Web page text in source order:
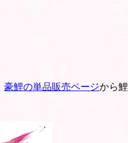
豪鯉の単品販売ページから鯉